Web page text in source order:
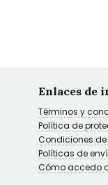
Enlaces de
Términos y
Política de
Condiciones
Políticas de
Cómo accedo